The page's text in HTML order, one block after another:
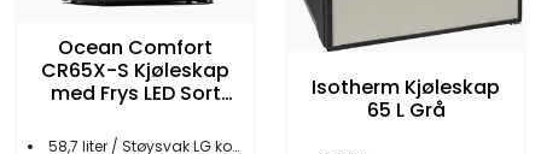
Ocean Comfort
CR65X-S Kjøleskap
med Frys LED Sort
58,7 liter / Støysvak LG kompressor
Isotherm Kjøleskap
65 L Grå